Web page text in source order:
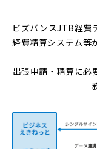
ビズバンスJTB経費
経費精算システム等
出張申請・精算に必